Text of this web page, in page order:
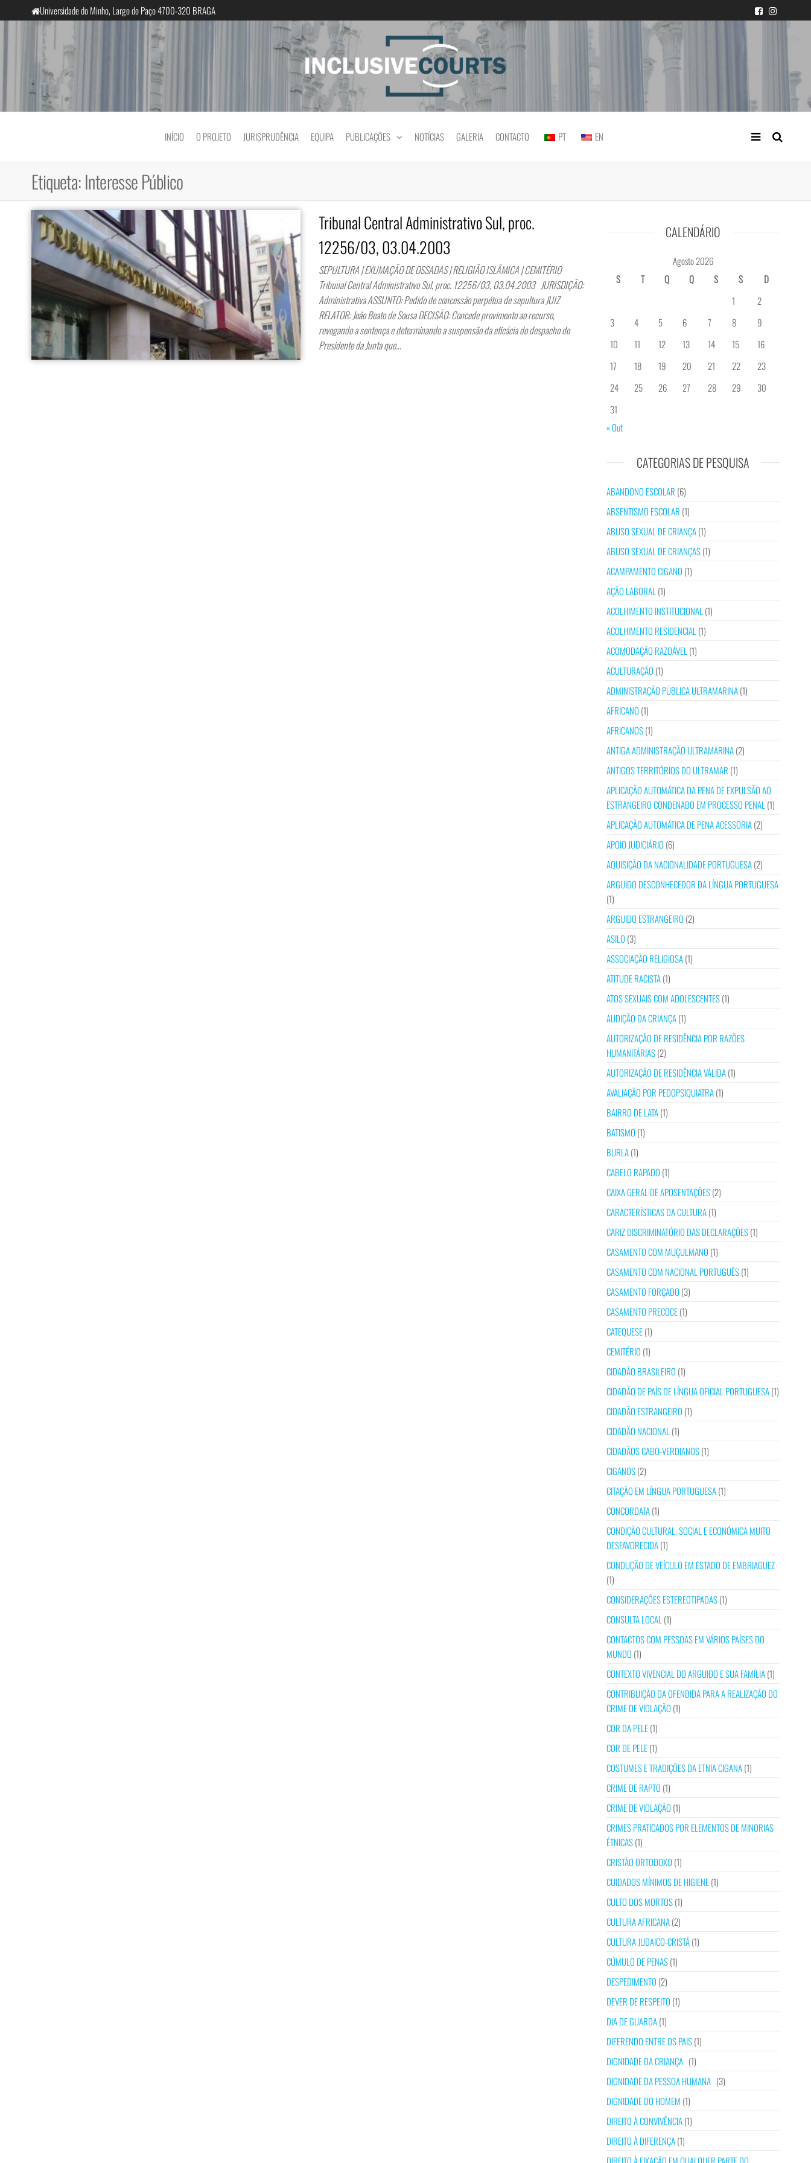
para
Universidade do Minho, Largo do Paço 4700-320 BRAGA
InclusiveCourts Igualdade e diferença cultural na prática judicial portuguesa
INÍCIO O PROJETO JURISPRUDÊNCIA EQUIPA PUBLICAÇÕES NOTÍCIAS GALERIA CONTACTO PT EN
Etiqueta:Interesse Público
Tribunal Central Administrativo Sul, proc.
12256/03, 03.04.2003
SEPULTURA | EXUMAÇÃO DE OSSADAS | RELIGIÃO ISLÂMICA | CEMITÉRIO
Tribunal Central Administrativo Sul, proc. 12256/03, 03.04.2003 JURISDIÇÃO:
Administrativa ASSUNTO: Pedido de concessão perpétua de sepultura JUIZ
RELATOR: João Beato de Sousa DECISÃO: Concede provimento ao recurso,
revogando a sentença e determinando a suspensão da eficácia do despacho do
Presidente da Junta que…
CALENDÁRIO
Agosto 2026
S
T Q Q S S
D
1
2
3
4 5 6 7 8
9
10
11 12 13 14 15
16
17
18 19 20 21 22
23
24
25 26 27 28 29
30
31
« Out
CATEGORIAS DE PESQUISA
ABANDONO ESCOLAR (6)
ABSENTISMO ESCOLAR (1)
ABUSO SEXUAL DE CRIANÇA(1)
ABUSO SEXUAL DE CRIANÇAS(1)
ACAMPAMENTO CIGANO (1)
AÇÃO LABORAL (1)
ACOLHIMENTO INSTITUCIONAL (1)
ACOLHIMENTO RESIDENCIAL (1)
ACOMODAÇÃO RAZOÁVEL (1)
ACULTURAÇÃO (1)
ADMINISTRAÇÃO PÚBLICA ULTRAMARINA(1)
AFRICANO (1)
AFRICANOS(1)
ANTIGA ADMINISTRAÇÃO ULTRAMARINA(2)
ANTIGOS TERRITÓRIOS DO ULTRAMAR (1)
APLICAÇÃO AUTOMÁTICA DA PENA DE EXPULSÃO AO
ESTRANGEIRO CONDENADO EM PROCESSO PENAL (1)
APLICAÇÃO AUTOMÁTICA DE PENA ACESSÓRIA(2)
APOIO JUDICIÁRIO (6)
AQUISIÇÃO DA NACIONALIDADE PORTUGUESA(2)
ARGUIDO DESCONHECEDOR DA LÍNGUA PORTUGUESA
(1)
ARGUIDO ESTRANGEIRO (2)
ASILO (3)
ASSOCIAÇÃO RELIGIOSA(1)
ATITUDE RACISTA(1)
ATOS SEXUAIS COM ADOLESCENTES(1)
AUDIÇÃO DA CRIANÇA(1)
AUTORIZAÇÃO DE RESIDÊNCIA POR RAZÕES
HUMANITÁRIAS(2)
AUTORIZAÇÃO DE RESIDÊNCIA VÁLIDA(1)
AVALIAÇÃO POR PEDOPSIQUIATRA(1)
BAIRRO DE LATA(1)
BATISMO (1)
BURLA(1)
CABELO RAPADO (1)
CAIXA GERAL DE APOSENTAÇÕES(2)
CARACTERÍSTICAS DA CULTURA(1)
CARIZ DISCRIMINATÓRIO DAS DECLARAÇÕES(1)
CASAMENTO COM MUÇULMANO (1)
CASAMENTO COM NACIONAL PORTUGUÊS(1)
CASAMENTO FORÇADO (3)
CASAMENTO PRECOCE(1)
CATEQUESE(1)
CEMITÉRIO (1)
CIDADÃO BRASILEIRO (1)
CIDADÃO DE PAÍS DE LÍNGUA OFICIAL PORTUGUESA(1)
CIDADÃO ESTRANGEIRO (1)
CIDADÃO NACIONAL (1)
CIDADÃOS CABO-VERDIANOS(1)
CIGANOS(2)
CITAÇÃO EM LÍNGUA PORTUGUESA(1)
CONCORDATA(1)
CONDIÇÃO CULTURAL, SOCIAL E ECONÓMICA MUITO
DESFAVORECIDA(1)
CONDUÇÃO DE VEÍCULO EM ESTADO DE EMBRIAGUEZ
(1)
CONSIDERAÇÕES ESTEREOTIPADAS(1)
CONSULTA LOCAL (1)
CONTACTOS COM PESSOAS EM VÁRIOS PAÍSES DO
MUNDO (1)
CONTEXTO VIVENCIAL DO ARGUIDO E SUA FAMÍLIA(1)
CONTRIBUIÇÃO DA OFENDIDA PARA A REALIZAÇÃO DO
CRIME DE VIOLAÇÃO (1)
COR DA PELE(1)
COR DE PELE(1)
COSTUMES E TRADIÇÕES DA ETNIA CIGANA(1)
CRIME DE RAPTO (1)
CRIME DE VIOLAÇÃO (1)
CRIMES PRATICADOS POR ELEMENTOS DE MINORIAS
ÉTNICAS(1)
CRISTÃO ORTODOXO (1)
CUIDADOS MÍNIMOS DE HIGIENE(1)
CULTO DOS MORTOS(1)
CULTURA AFRICANA(2)
CULTURA JUDAICO-CRISTÃ(1)
CÚMULO DE PENAS(1)
DESPEDIMENTO (2)
DEVER DE RESPEITO (1)
DIA DE GUARDA(1)
DIFERENDO ENTRE OS PAIS(1)
DIGNIDADE DA CRIANÇA (1)
DIGNIDADE DA PESSOA HUMANA (3)
DIGNIDADE DO HOMEM (1)
DIREITO À CONVIVÊNCIA(1)
DIREITO À DIFERENÇA(1)